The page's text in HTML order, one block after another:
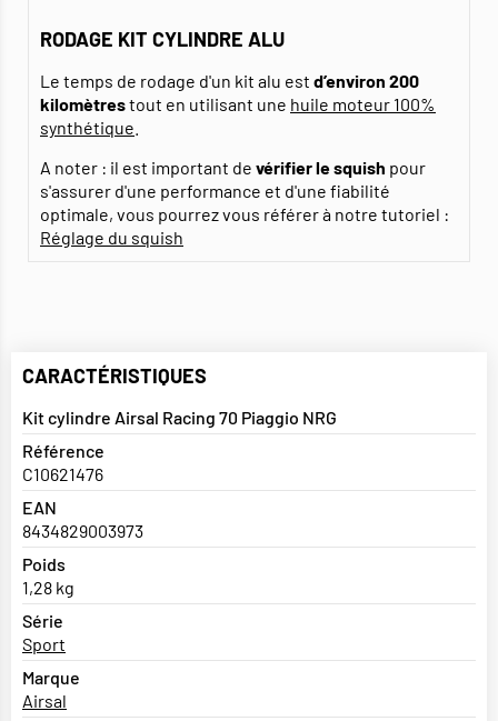
RODAGE KIT CYLINDRE ALU
Le temps de rodage d'un kit alu est d’environ 200
kilomètrestout en utilisant une huile moteur 100%
synthétique
A noter : il est important de vérifier le squish pour
s'assurer d'une performance et d'une fiabilité
optimale, vous pourrez vous référer à notre tutoriel :
Réglage du squish
CARACTÉRISTIQUES
Kit cylindre Airsal Racing 70 Piaggio NRG
Référence
C10621476
EAN
8434829003973
Poids
1,28 kg
Série
Sport
Marque
Airsal